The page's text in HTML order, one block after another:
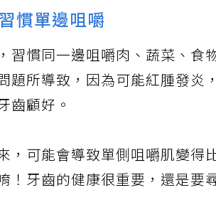
慣單邊咀嚼
習慣同一邊咀嚼肉、蔬菜、食
題所導致，因為可能紅腫發炎
齒顧好。
，可能會導致單側咀嚼肌變得
！牙齒的健康很重要，還是要